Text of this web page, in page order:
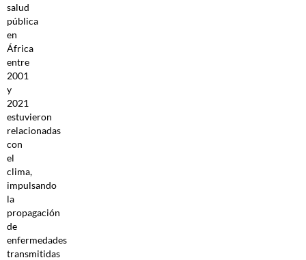
salud
pública
en
África
entre
2001
y
2021
estuvieron
relacionadas
con
el
clima,
impulsando
la
propagación
de
enfermedades
transmitidas